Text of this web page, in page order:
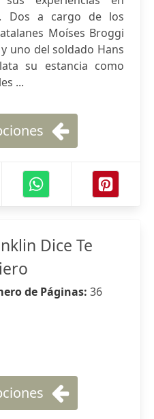
Dos a cargo de los
Moíses Broggi
uno del soldado Hans
su estancia como
...
Dice Te
de Páginas: 36